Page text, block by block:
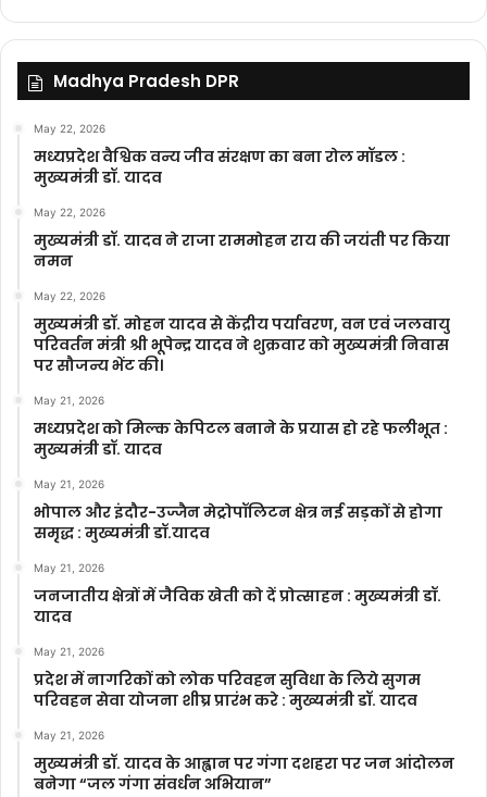
Madhya Pradesh DPR
May 22, 2026
मध्यप्रदेश वैश्विक वन्य जीव संरक्षण का बना रोल मॉडल :
मुख्यमंत्री डॉ. यादव
May 22, 2026
मुख्यमंत्री डॉ. यादव ने राजा राममोहन राय की जयंती पर किया
नमन
May 22, 2026
मुख्यमंत्री डॉ. मोहन यादव से केंद्रीय पर्यावरण, वन एवं जलवायु
परिवर्तन मंत्री श्री भूपेन्द्र यादव ने शुक्रवार को मुख्यमंत्री निवास
पर सौजन्य भेंट की।
May 21, 2026
मध्यप्रदेश को मिल्क केपिटल बनाने के प्रयास हो रहे फलीभूत :
मुख्यमंत्री डॉ. यादव
May 21, 2026
भोपाल और इंदौर-उज्जैन मेट्रोपॉलिटन क्षेत्र नई सड़कों से होगा
समृद्ध : मुख्यमंत्री डॉ.यादव
May 21, 2026
जनजातीय क्षेत्रों में जैविक खेती को दें प्रोत्साहन : मुख्यमंत्री डॉ.
यादव
May 21, 2026
प्रदेश में नागरिकों को लोक परिवहन सुविधा के लिये सुगम
परिवहन सेवा योजना शीघ्र प्रारंभ करे : मुख्यमंत्री डॉ. यादव
May 21, 2026
मुख्यमंत्री डॉ. यादव के आह्वान पर गंगा दशहरा पर जन आंदोलन
बनेगा “जल गंगा संवर्धन अभियान”